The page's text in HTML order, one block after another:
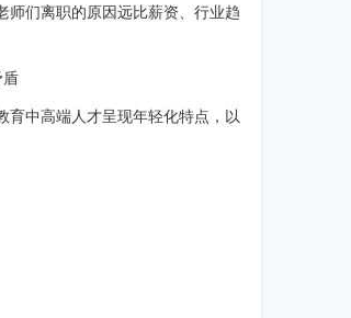
师们离职的原因远比薪资、行业趋
盾
育中高端人才呈现年轻化特点，以